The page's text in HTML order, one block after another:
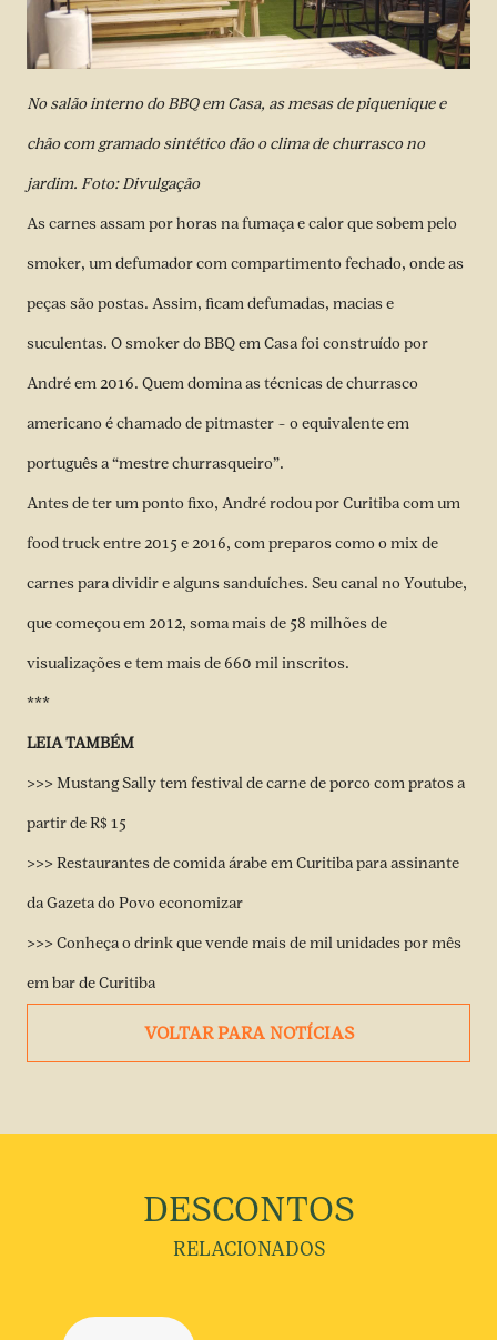
No salão interno do BBQ em Casa, as mesas de piquenique e
chão com gramado sintético dão o clima de churrasco no
jardim. Foto: Divulgação
As carnes assam por horas na fumaça e calor que sobem pelo
smoker, um defumador com compartimento fechado, onde as
peças são postas. Assim, ficam defumadas, macias e
suculentas. O smoker do BBQ em Casa foi construído por
André em 2016. Quem domina as técnicas de churrasco
americano é chamado de pitmaster – o equivalente em
português a “mestre churrasqueiro”.
Antes de ter um ponto fixo, André rodou por Curitiba com um
food truck entre 2015 e 2016, com preparos como o mix de
carnes para dividir e alguns sanduíches. Seu canal no Youtube,
que começou em 2012, soma mais de 58 milhões de
visualizações e tem mais de 660 mil inscritos.
***
LEIA TAMBÉM
>>> Mustang Sally tem festival de carne de porco com pratos a
partir de R$ 15
>>> Restaurantes de comida árabe em Curitiba para assinante
da Gazeta do Povo economizar
>>> Conheça o drink que vende mais de mil unidades por mês
em bar de Curitiba
VOLTAR PARA NOTÍCIAS
DESCONTOS
RELACIONADOS